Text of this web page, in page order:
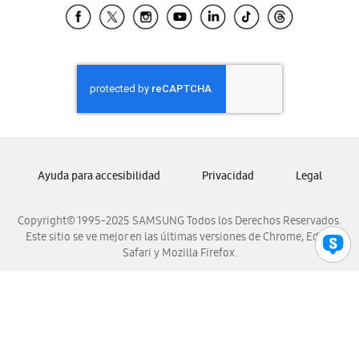
Samsung El Salvador
Samsung Honduras
Samsung Nicaragua
Samsung Panamá
Samsung Venezuela
Copyright© 1995-2025 SAMSUNG Todos los Derechos Reservados.
Este sitio se ve mejor en las últimas versiones de Chrome, Edge,
Safari y Mozilla Firefox.
Ayuda para accesibilidad Privacidad Legal